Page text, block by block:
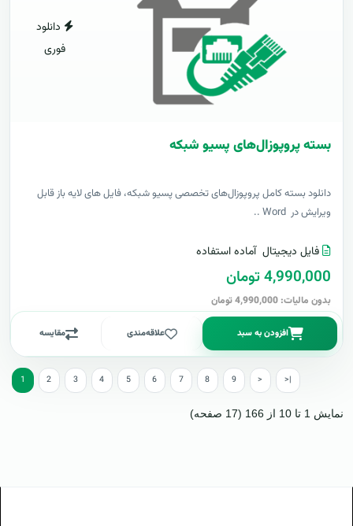
دانلود
فوری
بسته پروپوزال‌های پسیو شبکه
دانلود بسته کامل پروپوزال‌های تخصصی پسیو شبکه، فایل های لایه باز قابل
ویرایش در Word ..
فایل دیجیتال آماده استفاده
4,990,000 تومان
بدون مالیات: 4,990,000 تومان
افزودن به سبد علاقه‌مندی مقایسه
1 2 3 4 5 6 7 8 9 > >|
نمایش 1 تا 10 از 166 (17 صفحه)